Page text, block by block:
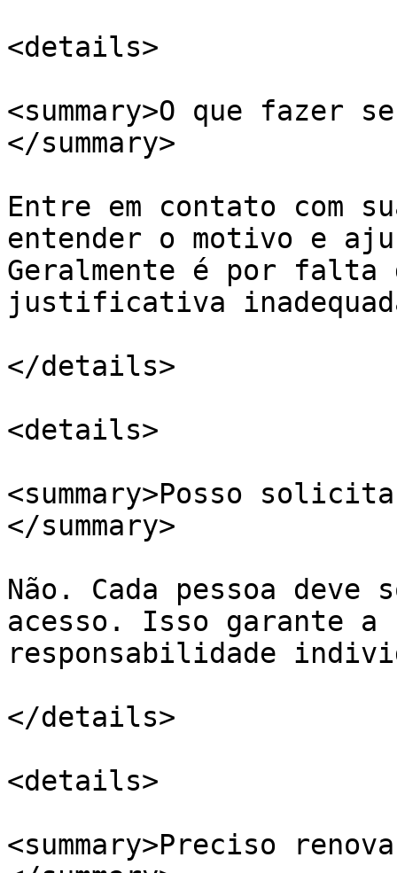
<details>
<summary>O que fazer
</summary>
Entre em contato com
entender o motivo e
Geralmente é por falta
justificativa
</details>
<details>
<summary>Posso
</summary>
Não. Cada pessoa
acesso. Isso garante
responsabilidade
</details>
<details>
<summary>Preciso